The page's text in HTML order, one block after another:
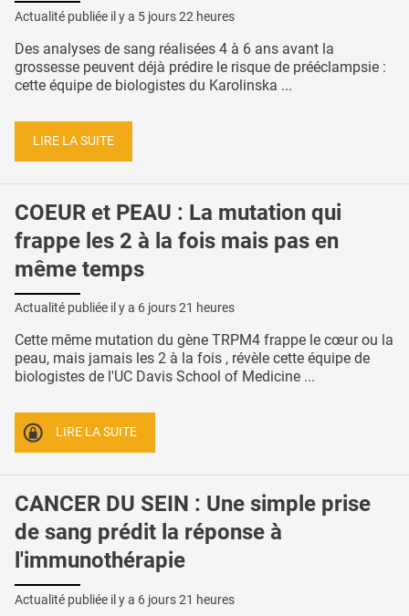
Actualité publiée il y a 5 jours 22 heures
Des analyses de sang réalisées 4 à 6 ans avant la
grossesse peuvent déjà prédire le risque de prééclampsie :
cette équipe de biologistes du Karolinska ...
LIRE LA SUITE
COEUR et PEAU : La mutation qui
frappe les 2 à la fois mais pas en
même temps
Actualité publiée il y a 6 jours 21 heures
Cette même mutation du gène TRPM4 frappe le cœur ou la
peau, mais jamais les 2 à la fois , révèle cette équipe de
biologistes de l'UC Davis School of Medicine ...
LIRE LA SUITE
CANCER DU SEIN : Une simple prise
de sang prédit la réponse à
l'immunothérapie
Actualité publiée il y a 6 jours 21 heures